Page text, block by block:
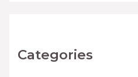
Categories